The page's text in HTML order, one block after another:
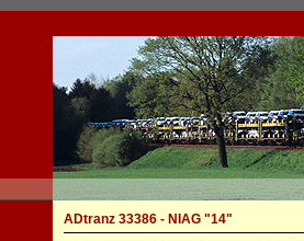
ADtranz 33386 - NIAG "14"